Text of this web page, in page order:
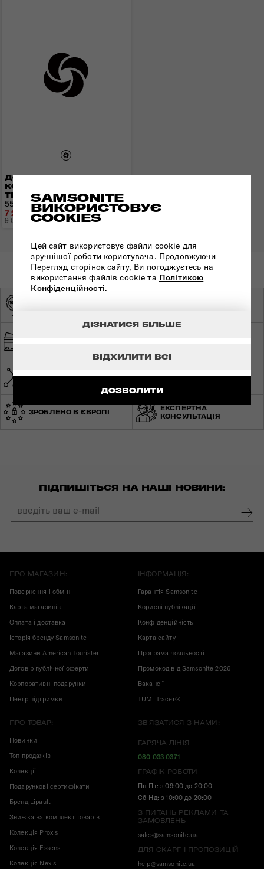
SAMSONITE
ВИКОРИСТОВУЄ
COOKIES
Цей сайт використовує файли cookie для
зручнішої роботи користувача. Продовжуючи
Перегляд сторінок сайту, Ви погоджуєтесь на
використання файлів cookie та Політикою
Конфіденційності.
ДОЗВОЛИТИ
ВІДХИЛИТИ ВСІ
ДІЗНАТИСЯ БІЛЬШЕ
ДОРОЖНЯ СУМКА НА
КОЛЕСАХ URBAN
TRACK DISNEY
55x35x20 см | 2,5 кг | 55 л
7 216 грн
9 020 грн - 1 804 грн
СВІТОВА ГАРАНТІЯ
ЗРОБЛЕНО В ЄВРОПІ
ЕКСПЕРТНА
КОНСУЛЬТАЦІЯ
ПІДПИШІТЬСЯ НА НАШІ НОВИНИ:
ПРО МАГАЗИН:
Повернення і обмін
Карта магазинів
Оплата і доставка
Історія бренду Samsonite
Магазини American Tourister
Договір публічної оферти
Корпоративні подарунки
Центр підтримки
ІНФОРМАЦІЯ:
Гарантія Samsonite
Корисні публікації
Конфіденційність
Карта сайту
Програма лояльності
Промокод від Samsonite 2026
Вакансії
TUMI Tracer®
ПРО ТОВАР:
Новинки
Топ продажів
Колекції
Подарункові сертифікати
Бренд Lipault
Знижка на комплект товарів
Колекція Proxis
Колекція Essens
Колекція Nexis
ЗВ'ЯЗАТИСЯ З НАМИ:
ГАРЯЧА ЛІНІЯ
080 033 0371
ГРАФІК РОБОТИ
Пн-Пт: з 09:00 до 20:00
Сб-Нд: з 10:00 до 20:00
З ПИТАНЬ РЕКЛАМИ ТА
ЗАМОВЛЕНЬ
sales@samsonite.ua
ДЛЯ СКАРГ І ПРОПОЗИЦІЙ
help@samsonite.ua